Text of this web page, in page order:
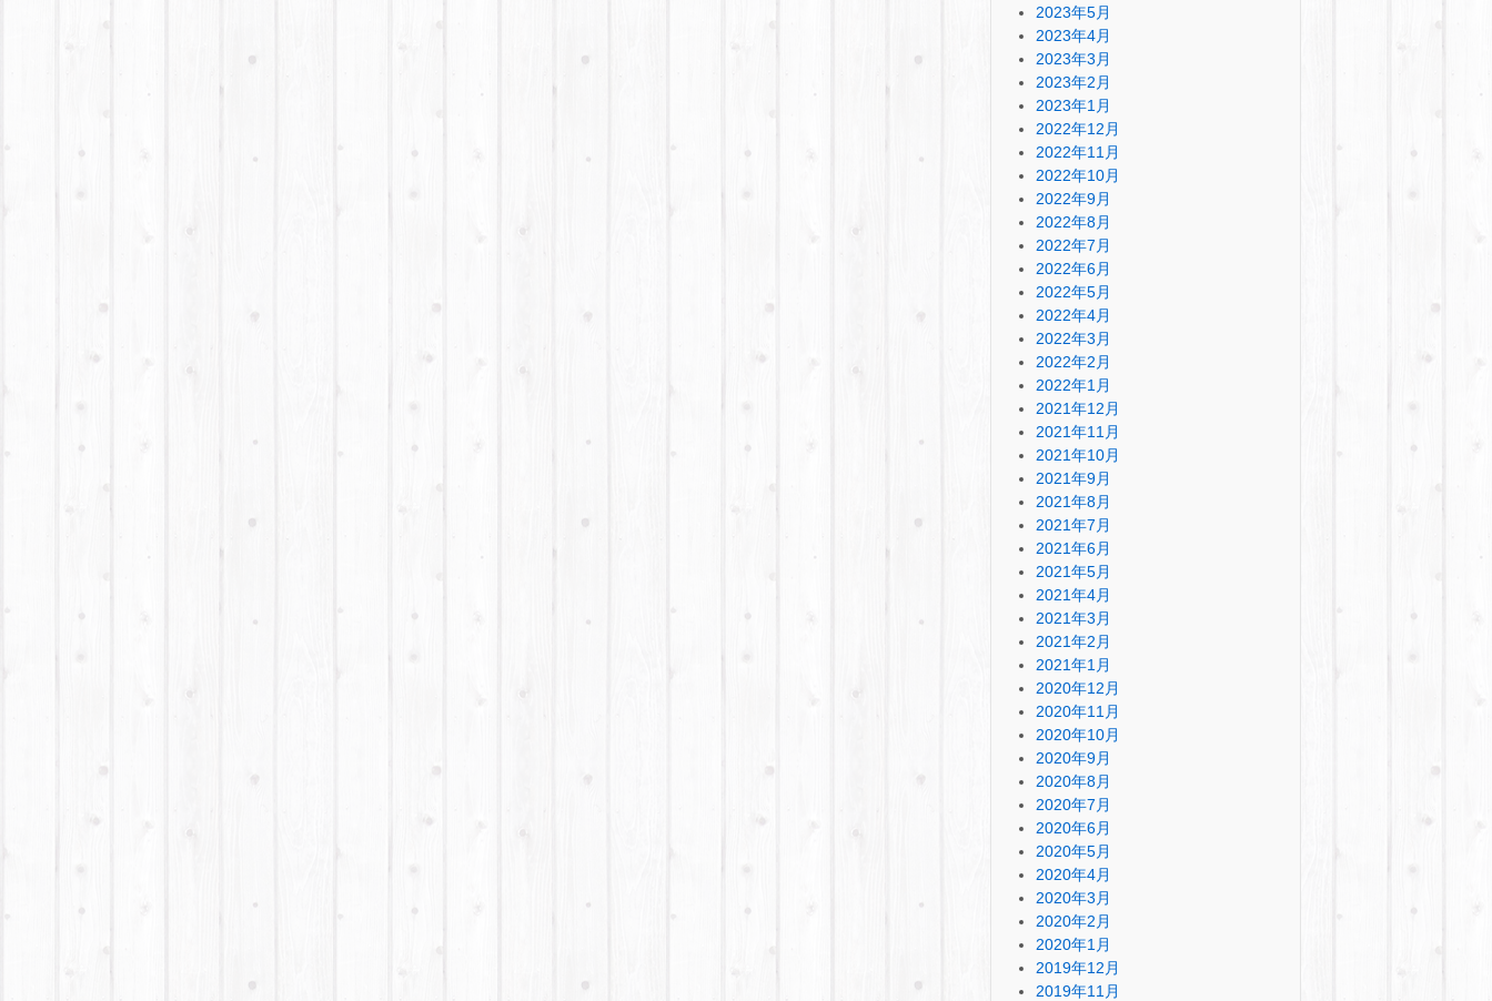
2023年5月
2023年4月
2023年3月
2023年2月
2023年1月
2022年12月
2022年11月
2022年10月
2022年9月
2022年8月
2022年7月
2022年6月
2022年5月
2022年4月
2022年3月
2022年2月
2022年1月
2021年12月
2021年11月
2021年10月
2021年9月
2021年8月
2021年7月
2021年6月
2021年5月
2021年4月
2021年3月
2021年2月
2021年1月
2020年12月
2020年11月
2020年10月
2020年9月
2020年8月
2020年7月
2020年6月
2020年5月
2020年4月
2020年3月
2020年2月
2020年1月
2019年12月
2019年11月